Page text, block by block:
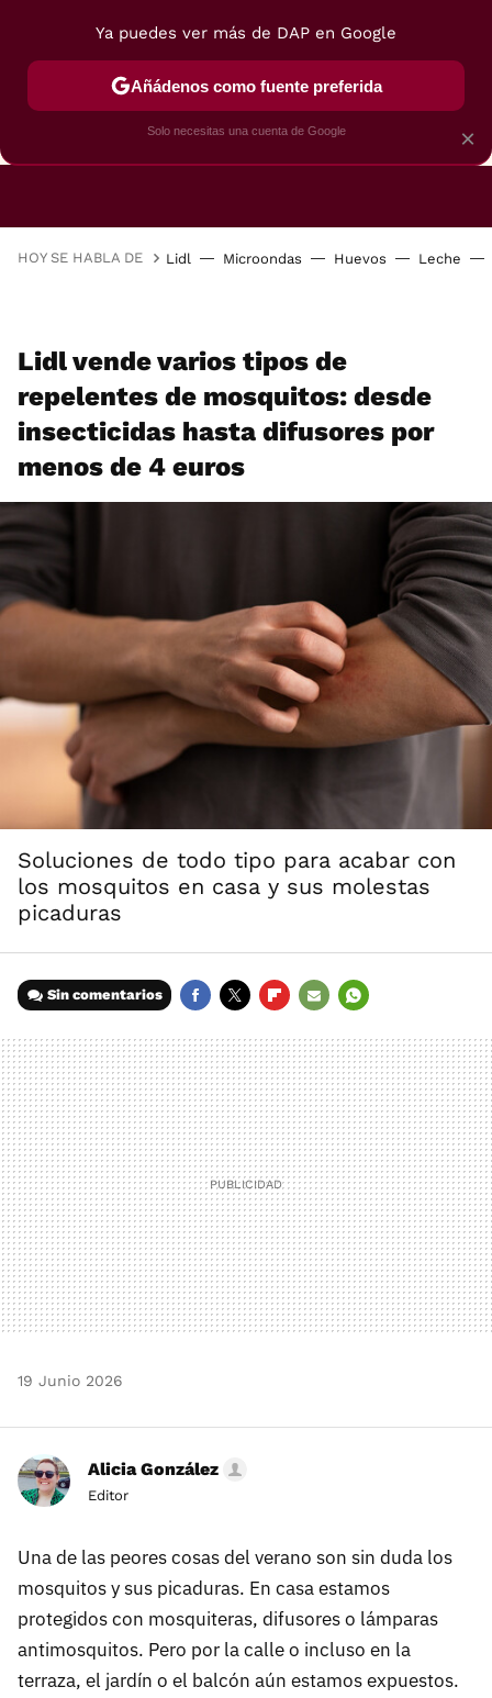
FREIDORAS DE AIRE GUÍAS DE
HOY SE HABLA DE Lidl Microondas Huevos Leche
Lidl vende varios tipos de
repelentes de mosquitos: desde
insecticidas hasta difusores por
menos de 4 euros
Soluciones de todo tipo para acabar con
los mosquitos en casa y sus molestas
picaduras
Sin comentarios
MAIL
19 Junio 2026
Alicia González
Editor
Una de las peores cosas del verano son sin duda los
mosquitos y sus picaduras. En casa estamos
protegidos con mosquiteras, difusores o lámparas
antimosquitos. Pero por la calle o incluso en la
terraza, el jardín o el balcón aún estamos expuestos.
×
Ya puedes ver más de DAP en Google
Añádenos como fuente preferida
Solo necesitas una cuenta de Google